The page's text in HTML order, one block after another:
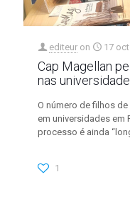
editeur on 17
Cap Magellan
nas
O número de filhos
em universidades em
processo é ainda
1